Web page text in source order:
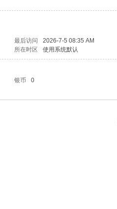
最后访问
2026-7-5 08:35 AM
所在时区 使用系统默认
银币 0